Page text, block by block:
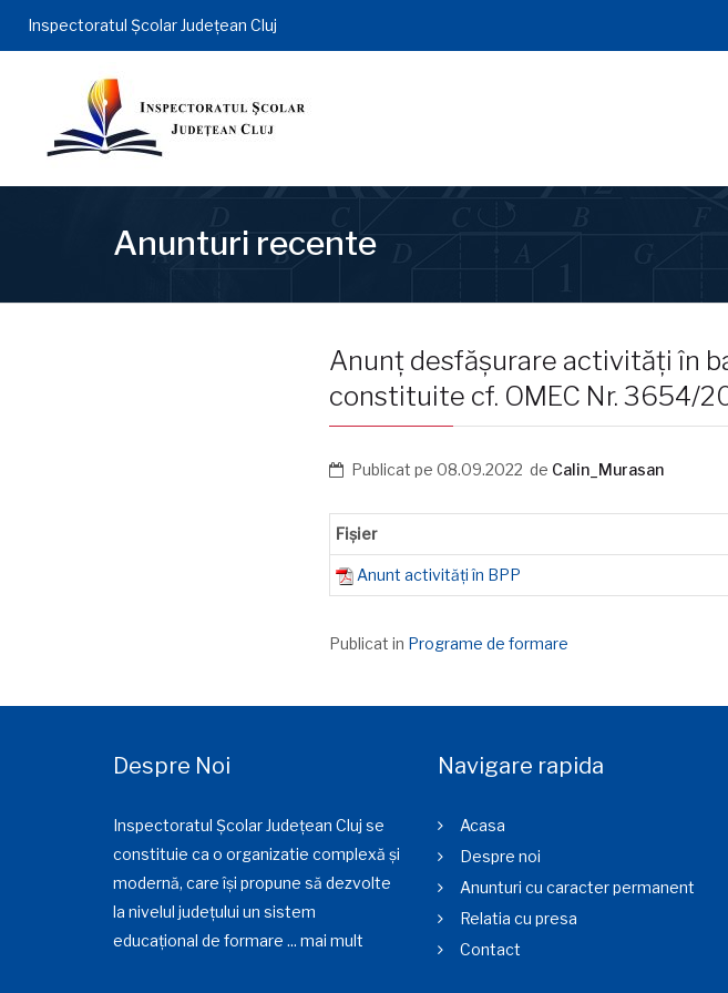
Inspectoratul Şcolar Județean Cluj
Anunturi recente
Anunț desfășurare activități în
constituite cf. OMEC Nr. 3654/
Publicat pe 08.09.2022 de Calin_Murasan
Fișier
Anunt activități în BPP
Publicat in Programe de formare
Despre Noi
Inspectoratul Școlar Județean Cluj se
constituie ca o organizatie complexă și
modernă, care își propune să dezvolte
la nivelul județului un sistem
educațional de formare ... mai mult
Navigare rapida
Acasa
Despre noi
Anunturi cu caracter permanent
Relatia cu presa
Contact